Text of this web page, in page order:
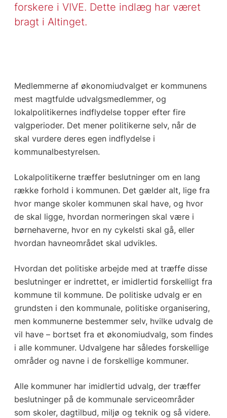
forskere i VIVE. Dette indlæg har været
bragt i Altinget.
Medlemmerne af økonomiudvalget er kommunens
mest magtfulde udvalgsmedlemmer, og
lokalpolitikernes indflydelse topper efter fire
valgperioder. Det mener politikerne selv, når de
skal vurdere deres egen indflydelse i
kommunalbestyrelsen.
Lokalpolitikerne træffer beslutninger om en lang
række forhold i kommunen. Det gælder alt, lige fra
hvor mange skoler kommunen skal have, og hvor
de skal ligge, hvordan normeringen skal være i
børnehaverne, hvor en ny cykelsti skal gå, eller
hvordan havneområdet skal udvikles.
Hvordan det politiske arbejde med at træffe disse
beslutninger er indrettet, er imidlertid forskelligt fra
kommune til kommune. De politiske udvalg er en
grundsten i den kommunale, politiske organisering,
men kommunerne bestemmer selv, hvilke udvalg de
vil have – bortset fra et økonomiudvalg, som findes
i alle kommuner. Udvalgene har således forskellige
områder og navne i de forskellige kommuner.
Alle kommuner har imidlertid udvalg, der træffer
beslutninger på de kommunale serviceområder
som skoler, dagtilbud, miljø og teknik og så videre.